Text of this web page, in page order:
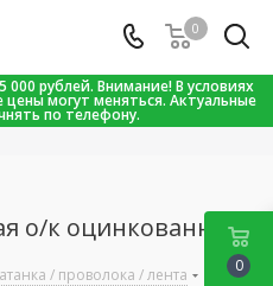
рублей. Внимание! В условиях
могут меняться. Актуальные
по телефону.
0
о/к оцинкованная
/ проволока / лента 0